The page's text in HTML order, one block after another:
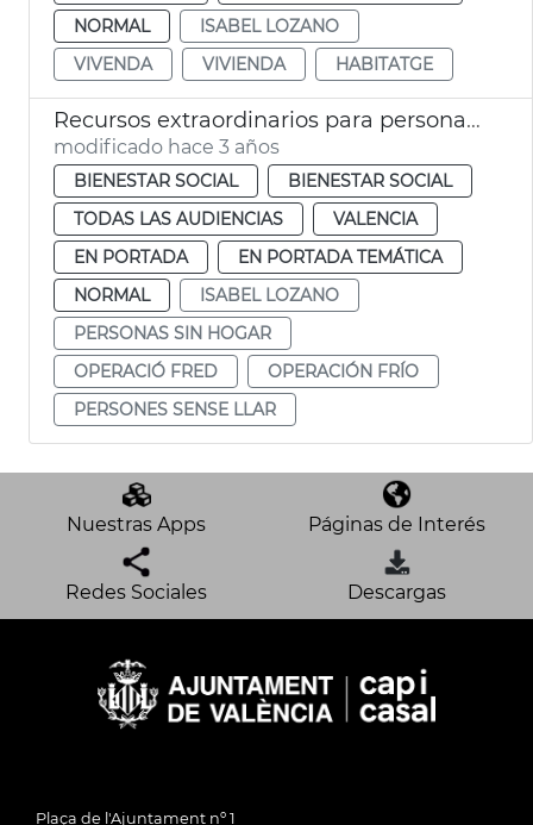
NORMAL
ISABEL LOZANO
VIVENDA
VIVIENDA HABITATGE
Recursos extraordinarios para personas sin hogar
modificado hace 3 años
BIENESTAR SOCIAL
BIENESTAR SOCIAL
TODAS LAS AUDIENCIAS
VALENCIA
EN PORTADA
EN PORTADA TEMÁTICA
NORMAL
ISABEL LOZANO
PERSONAS SIN HOGAR
OPERACIÓ FRED
OPERACIÓN FRÍO
PERSONES SENSE LLAR
Nuestras Apps Páginas de Interés
Redes Sociales Descargas
Plaça de l'Ajuntament nº 1